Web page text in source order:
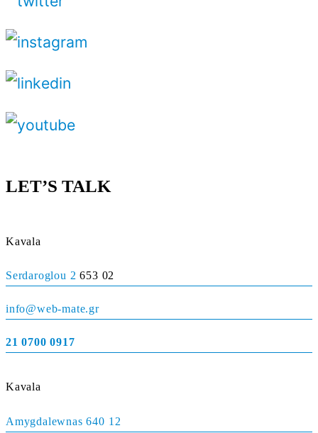
LET’S TALK
Kavala
Serdaroglou 2 653 02
info@web-mate.gr
21 0700 0917
Kavala
Amygdalewnas 640 12